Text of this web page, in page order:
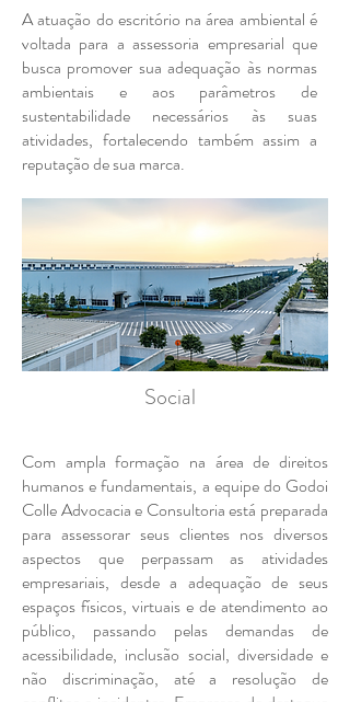
A atuação do escritório na área ambiental é
voltada para a assessoria empresarial que
busca promover sua adequação às normas
ambientais e aos parâmetros de
sustentabilidade necessários às suas
atividades, fortalecendo também assim a
reputação de sua marca.
Social
Com ampla formação na área de direitos
humanos e fundamentais, a equipe do Godoi
Colle Advocacia e Consultoria está preparada
para assessorar seus clientes nos diversos
aspectos que perpassam as atividades
empresariais, desde a adequação de seus
espaços físicos, virtuais e de atendimento ao
público, passando pelas demandas de
acessibilidade, inclusão social, diversidade e
não discriminação, até a resolução de